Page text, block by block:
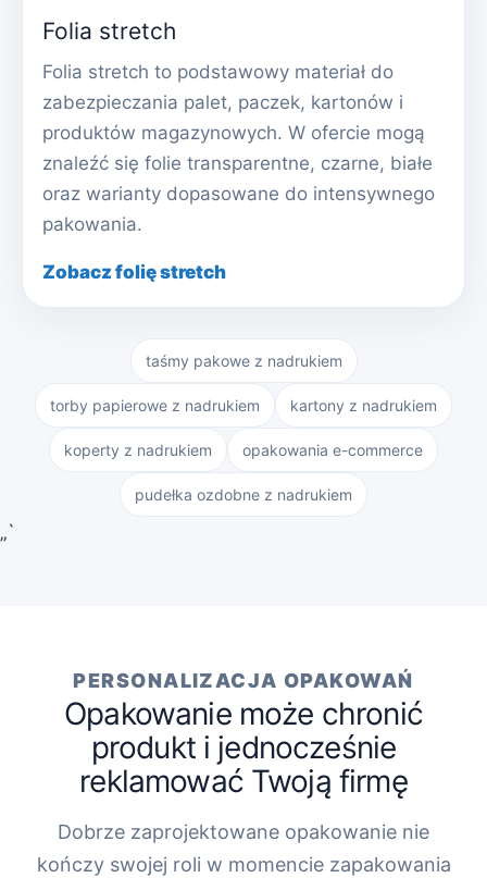
Folia stretch
Folia stretch to podstawowy materiał do
zabezpieczania palet, paczek, kartonów i
produktów magazynowych. W ofercie mogą
znaleźć się folie transparentne, czarne, białe
oraz warianty dopasowane do intensywnego
pakowania.
Zobacz folię stretch
taśmy pakowe z nadrukiem
torby papierowe z nadrukiem kartony z nadrukiem
koperty z nadrukiem opakowania e-commerce
pudełka ozdobne z nadrukiem
„`
PERSONALIZACJA OPAKOWAŃ
Opakowanie może chronić
produkt i jednocześnie
reklamować Twoją firmę
Dobrze zaprojektowane opakowanie nie
kończy swojej roli w momencie zapakowania